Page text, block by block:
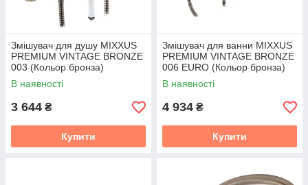
Змішувач для душу MIXXUS
PREMIUM VINTAGE BRONZE
003 (Кольор бронза)
(MI2863)
В наявності
3 644 ₴
Купити
Змішувач для ванни MIXXUS
PREMIUM VINTAGE BRONZE
006 EURO (Кольор бронза)
(MI2864)
В наявності
4 934 ₴
Купити